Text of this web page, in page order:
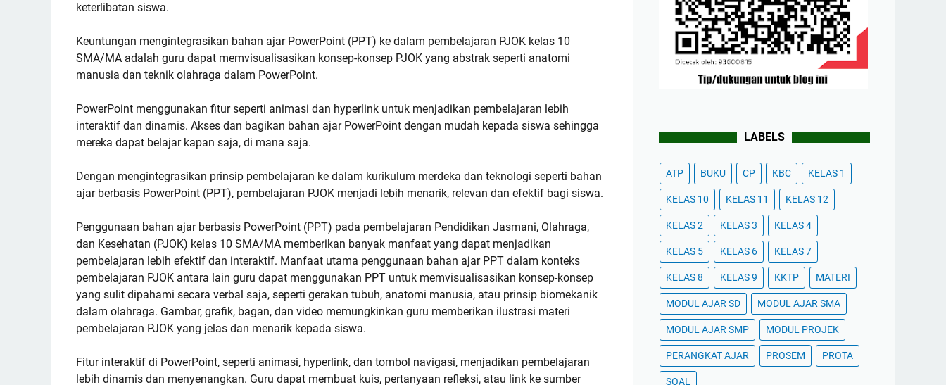
keterlibatan siswa.
Keuntungan mengintegrasikan bahan ajar PowerPoint (PPT) ke dalam pembelajaran PJOK kelas 10
SMA/MA adalah guru dapat memvisualisasikan konsep-konsep PJOK yang abstrak seperti anatomi
manusia dan teknik olahraga dalam PowerPoint.
PowerPoint menggunakan fitur seperti animasi dan hyperlink untuk menjadikan pembelajaran lebih
interaktif dan dinamis. Akses dan bagikan bahan ajar PowerPoint dengan mudah kepada siswa sehingga
mereka dapat belajar kapan saja, di mana saja.
Dengan mengintegrasikan prinsip pembelajaran ke dalam kurikulum merdeka dan teknologi seperti bahan
ajar berbasis PowerPoint (PPT), pembelajaran PJOK menjadi lebih menarik, relevan dan efektif bagi siswa.
Penggunaan bahan ajar berbasis PowerPoint (PPT) pada pembelajaran Pendidikan Jasmani, Olahraga,
dan Kesehatan (PJOK) kelas 10 SMA/MA memberikan banyak manfaat yang dapat menjadikan
pembelajaran lebih efektif dan interaktif. Manfaat utama penggunaan bahan ajar PPT dalam konteks
pembelajaran PJOK antara lain guru dapat menggunakan PPT untuk memvisualisasikan konsep-konsep
yang sulit dipahami secara verbal saja, seperti gerakan tubuh, anatomi manusia, atau prinsip biomekanik
dalam olahraga. Gambar, grafik, bagan, dan video memungkinkan guru memberikan ilustrasi materi
pembelajaran PJOK yang jelas dan menarik kepada siswa.
Fitur interaktif di PowerPoint, seperti animasi, hyperlink, dan tombol navigasi, menjadikan pembelajaran
lebih dinamis dan menyenangkan. Guru dapat membuat kuis, pertanyaan refleksi, atau link ke sumber
LABELS
ATP BUKU CP KBC KELAS 1
KELAS 10 KELAS 11 KELAS 12
KELAS 2 KELAS 3 KELAS 4
KELAS 5 KELAS 6 KELAS 7
KELAS 8 KELAS 9 KKTP MATERI
MODUL AJAR SD MODUL AJAR SMA
MODUL AJAR SMP MODUL PROJEK
PERANGKAT AJAR PROSEM PROTA
SOAL